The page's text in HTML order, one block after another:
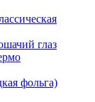
глаз
фольга)